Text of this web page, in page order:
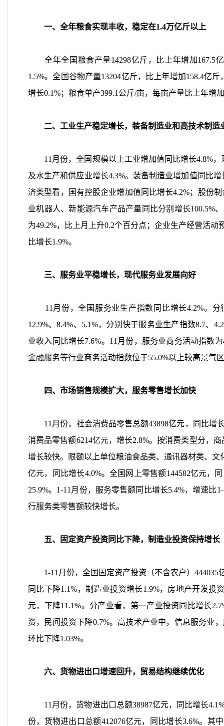
一、全年粮食实现丰收，稳定在1.4万亿斤以上
全年全国粮食产量14298亿斤，比上年增加167.5
1.5%。全国谷物产量13204亿斤，比上年增加158.4亿斤
增长0.1%；粮食单产399.1 公斤/亩，每亩产量比上年增加
二、工业生产稳定增长，装备制造业和高技术制造
11 月份，全国规模以上工业增加值同比增长4.8%，
及水生产和供应业增长4.3%。装备制造业增加值同比增
济类型看，国有控股企业增加值同比增长4.2%；股份
业机器人、新能源汽车产品产量同比分别增长100.5%、
为49.2%，比上月上升0.2个百分点；企业生产经营活动
比增长1.9%。
三、服务业平稳增长，现代服务业发展向好
11 月份，全国服务业生产指数同比增长4.2%。分
12.9%、8.4%、 5.1%，分别快于服务业生产指数8.7、 4.2
业收入同比增长7.6%。 11 月份，服务业商务活动指数为
金融服务等行业商务活动指数位于55.0%以上较高景气
四、市场销售规模扩大，服务零售增长加快
11 月份，社会消费品零售总额43898亿元，同比增
消费品零售额6214亿元，增长2.8%。按消费类型分，商
增长较快。限额以上单位粮油食品类、通讯器材类、
亿元，同比增长4.0%。全国网上零售额144582亿元，
25.9%。 1-11 月份，服务零售额同比增长5.4%，增速比
行服务类零售额较快增长。
五、固定资产投资同比下降，制造业投资保持增长
1-11 月份，全国固定资产投资（不含农户）444035
同比下降1.1%，制造业投资增长1.9%，房地产开发投
元，下降11.1%。分产业看，第一产业投资同比增长
资，民间投资下降0.7%。高技术产业中，信息服务业
环比下降1.03%。
六、货物进出口增速回升，贸易结构继续优化
11 月份，货物进出口总额38987亿元，同比增长
份，货物进出口总额412076亿元，同比增长3.6%。其